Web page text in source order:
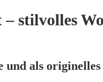
stilvolles
und als originelles